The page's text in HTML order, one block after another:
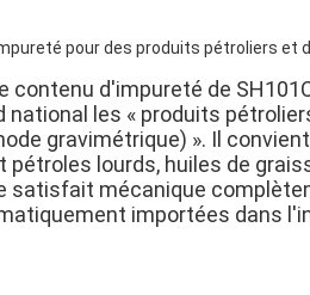
pour des produits pétroliers et
d'impureté de
les « produits
gravimétrique) ». Il
lourds, huiles de
satisfait mécanique
importées dans